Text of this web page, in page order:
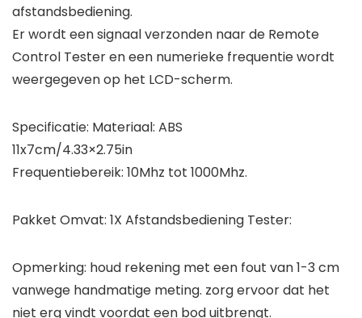
afstandsbediening.
Er wordt een signaal verzonden naar de Remote
Control Tester en een numerieke frequentie wordt
weergegeven op het LCD-scherm.
Specificatie: Materiaal: ABS
11x7cm/4.33×2.75in
Frequentiebereik: 10Mhz tot 1000Mhz.
Pakket Omvat: 1X Afstandsbediening Tester:
Opmerking: houd rekening met een fout van 1-3 cm
vanwege handmatige meting. zorg ervoor dat het
niet erg vindt voordat een bod uitbrengt.